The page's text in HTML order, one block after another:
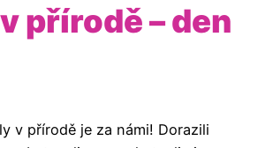
přírodě – den
v přírodě je za námi! Dorazili